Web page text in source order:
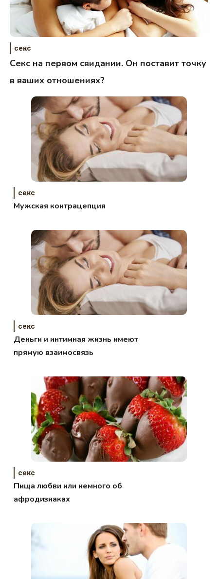
секс
Секс на первом свидании. Он поставит точку
в ваших отношениях?
секс
Мужская контрацепция
секс
Деньги и интимная жизнь имеют
прямую взаимосвязь
секс
Пища любви или немного об
афродизиаках